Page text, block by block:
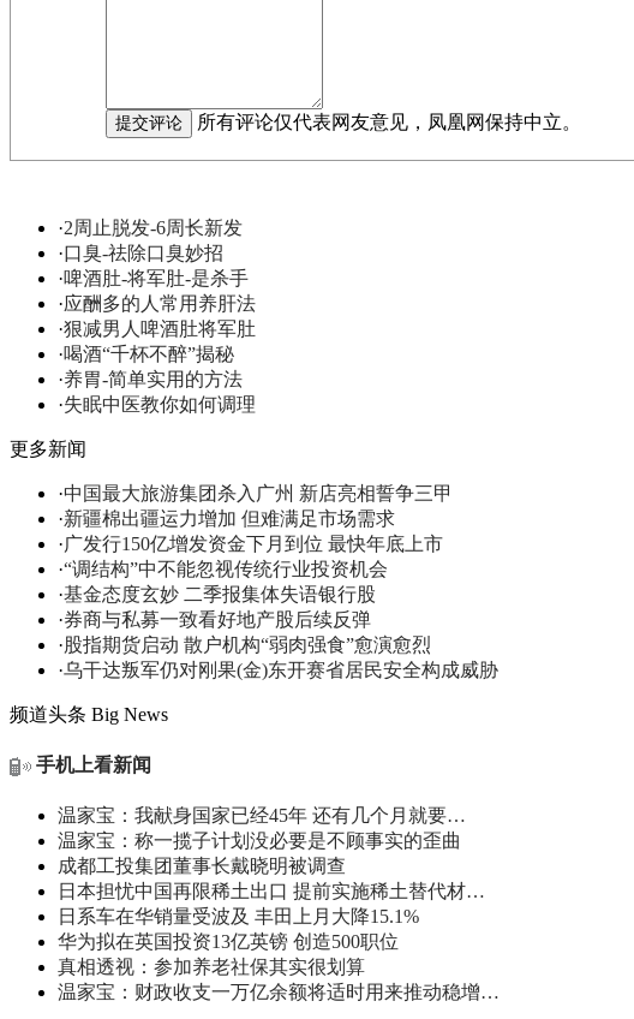
所有评论仅代表网友意见，凤凰网保持中立。
·2周止脱发-6周长新发
·口臭-祛除口臭妙招
·啤酒肚-将军肚-是杀手
·应酬多的人常用养肝法
·狠减男人啤酒肚将军肚
·喝酒“千杯不醉”揭秘
·养胃-简单实用的方法
·失眠中医教你如何调理
更多新闻
·中国最大旅游集团杀入广州 新店亮相誓争三甲
·新疆棉出疆运力增加 但难满足市场需求
·广发行150亿增发资金下月到位 最快年底上市
·“调结构”中不能忽视传统行业投资机会
·基金态度玄妙 二季报集体失语银行股
·券商与私募一致看好地产股后续反弹
· 股指期货启动 散户机构“弱肉强食”愈演愈烈
·乌干达叛军仍对刚果(金)东开赛省居民安全构成威胁
频道头条 Big News
手机上看新闻
温家宝：我献身国家已经45年 还有几个月就要…
温家宝：称一揽子计划没必要是不顾事实的歪曲
成都工投集团董事长戴晓明被调查
日本担忧中国再限稀土出口 提前实施稀土替代材…
日系车在华销量受波及 丰田上月大降15.1%
华为拟在英国投资13亿英镑 创造500职位
真相透视：参加养老社保其实很划算
温家宝：财政收支一万亿余额将适时用来推动稳增…